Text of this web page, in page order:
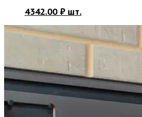
4342.00 ₽ шт.